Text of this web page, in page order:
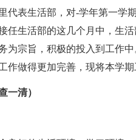
表生活部，对-学年第一学
任生活部的这几个月中，生
为宗旨，积极的投入到工作
作做得更加完善，现将本学期
清）